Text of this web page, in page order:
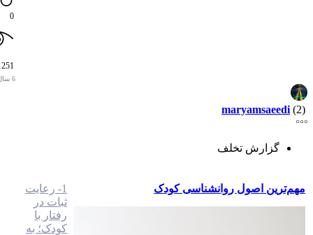
0
251
6 سال پیش
maryamsaeedi (2)
گزارش تخلف
مهم‌ترین اصول روانشناسی کودک
1- رعايت
ثبات در
رفتار با
كودک؛ به